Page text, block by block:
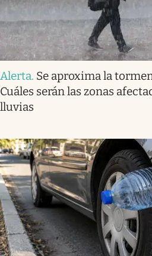
Alerta. Se aproxima la
Cuáles serán las zonas
lluvias